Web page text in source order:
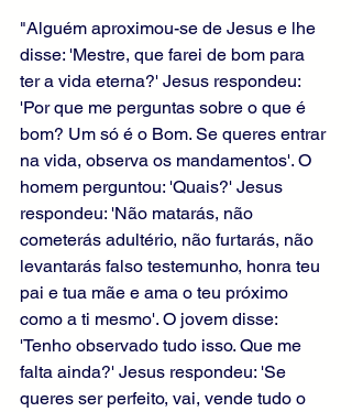
"Alguém aproximou-se de Jesus e lhe
disse: 'Mestre, que farei de bom para
ter a vida eterna?' Jesus respondeu:
'Por que me perguntas sobre o que é
bom? Um só é o Bom. Se queres entrar
na vida, observa os mandamentos'. O
homem perguntou: 'Quais?' Jesus
respondeu: 'Não matarás, não
cometerás adultério, não furtarás, não
levantarás falso testemunho, honra teu
pai e tua mãe e ama o teu próximo
como a ti mesmo'. O jovem disse:
'Tenho observado tudo isso. Que me
falta ainda?' Jesus respondeu: 'Se
queres ser perfeito, vai, vende tudo o